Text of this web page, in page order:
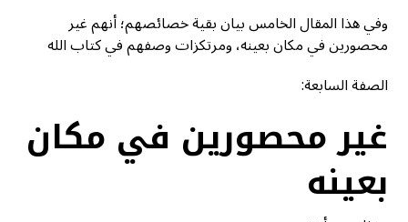
وفي هذا المقال الخامس بيان بقية خصائصهم؛ أنهم غير
محصورين في مكان بعينه، ومرتكزات وصفهم في كتاب الله
الصفة السابعة:
غير محصورين في مكان
بعينه